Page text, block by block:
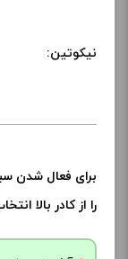
نیکوتین:
برای فعال شدن
را از کادر بالا